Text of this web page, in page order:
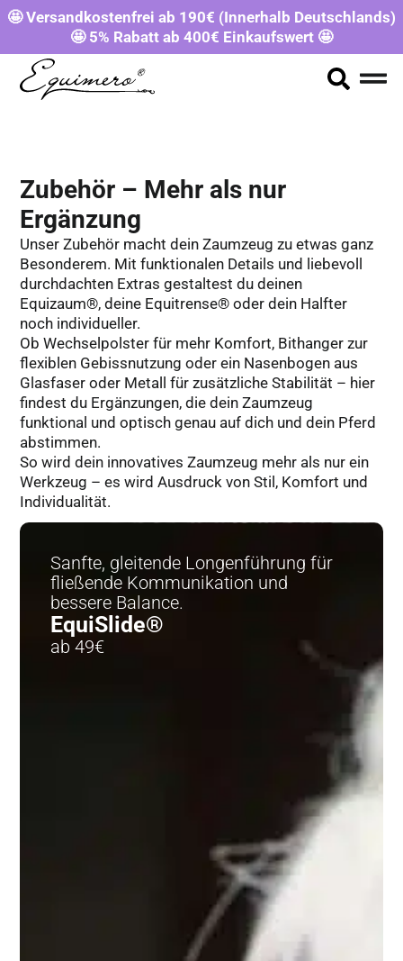
🤩 Versandkostenfrei ab 190€ (Innerhalb Deutschlands)
🤩 5% Rabatt ab 400€ Einkaufswert 🤩
Zubehör – Mehr als nur
Ergänzung
Unser Zubehör macht dein Zaumzeug zu etwas ganz
Besonderem. Mit funktionalen Details und liebevoll
durchdachten Extras gestaltest du deinen
Equizaum®, deine Equitrense® oder dein Halfter
noch individueller.
Ob Wechselpolster für mehr Komfort, Bithanger zur
flexiblen Gebissnutzung oder ein Nasenbogen aus
Glasfaser oder Metall für zusätzliche Stabilität – hier
findest du Ergänzungen, die dein Zaumzeug
funktional und optisch genau auf dich und dein Pferd
abstimmen.
So wird dein innovatives Zaumzeug mehr als nur ein
Werkzeug – es wird Ausdruck von Stil, Komfort und
Individualität.
Sanfte, gleitende Longenführung für
fließende Kommunikation und
bessere Balance.
EquiSlide®
ab 49€